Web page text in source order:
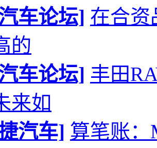
车论坛] 在合资
的
车论坛] 丰田
来如
汽车] 算笔账：